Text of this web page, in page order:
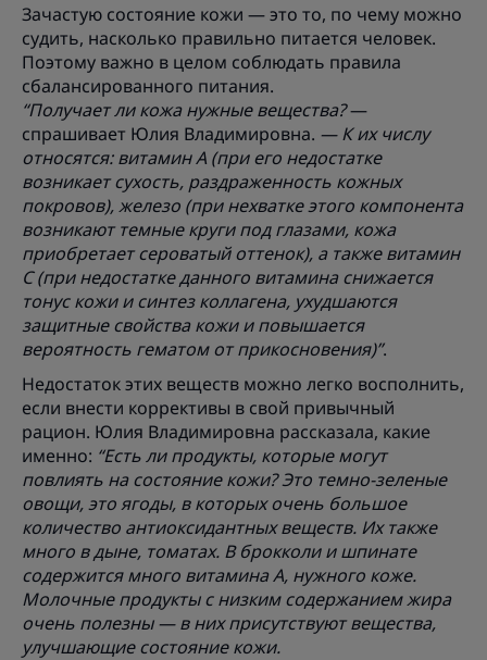
Зачастую состояние кожи — это то, по чему можно
судить, насколько правильно питается человек.
Поэтому важно в целом соблюдать правила
сбалансированного питания.
“Получает ли кожа нужные вещества?—
спрашивает Юлия Владимировна. — К их числу
относятся: витамин А (при его недостатке
возникает сухость, раздраженность кожных
покровов), железо (при нехватке этого компонента
возникают темные круги под глазами, кожа
приобретает сероватый оттенок), а также витамин
C (при недостатке данного витамина снижается
тонус кожи и синтез коллагена, ухудшаются
защитные свойства кожи и повышается
вероятность гематом от прикосновения)”.
Недостаток этих веществ можно легко восполнить,
если внести коррективы в свой привычный
рацион. Юлия Владимировна рассказала, какие
именно: “Есть ли продукты, которые могут
повлиять на состояние кожи? Это темно-зеленые
овощи, это ягоды, в которых очень большое
количество антиоксидантных веществ. Их также
много в дыне, томатах. В брокколи и шпинате
содержится много витамина А, нужного коже.
Молочные продукты с низким содержанием жира
очень полезны — в них присутствуют вещества,
улучшающие состояние кожи.